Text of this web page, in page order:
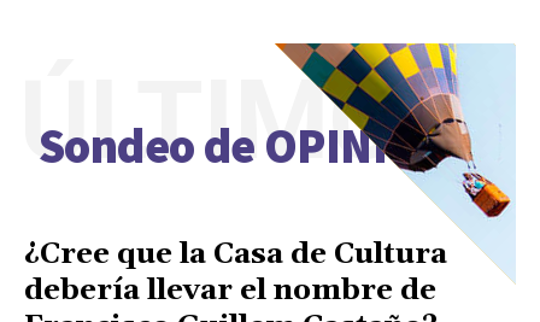
Sondeo de OPINIÓN
ÚLTIMO
¿Cree que la Casa de Cultura
debería llevar el nombre de